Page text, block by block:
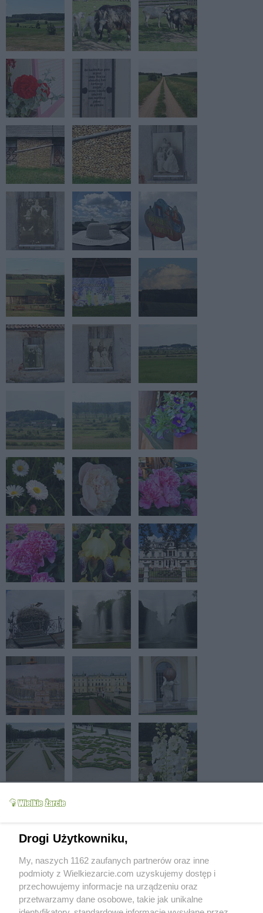
Drogi Użytkowniku,
My, naszych 1162 zaufanych partnerów oraz inne
podmioty z Wielkiezarcie.com uzyskujemy dostęp i
przechowujemy informacje na urządzeniu oraz
przetwarzamy dane osobowe, takie jak unikalne